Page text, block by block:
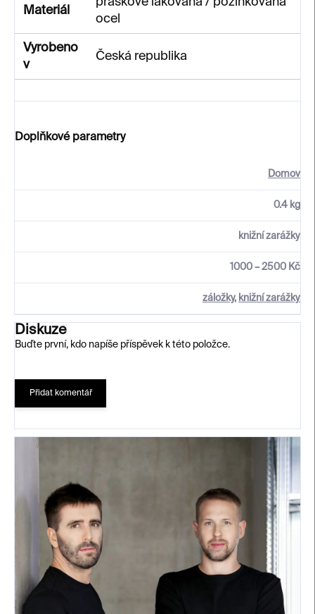
Materiál
ocel
Vyrobeno
v
Česká republika
Doplňkové parametry
Domov
0.4 kg
knižní zarážky
1000 – 2500 Kč
záložky, knižní zarážky
Diskuze
Buďte první, kdo napíše příspěvek k této položce.
Přidat komentář